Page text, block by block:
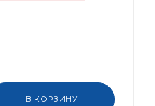
В КОРЗИНУ